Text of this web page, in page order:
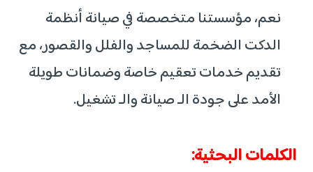
نعم، مؤسستنا متخصصة في صيانة أنظمة
الدكت الضخمة للمساجد والفلل والقصور، مع
تقديم خدمات تعقيم خاصة وضمانات طويلة
الأمد على جودة الـ صيانة والـ تشغيل.
الكلمات البحثية: